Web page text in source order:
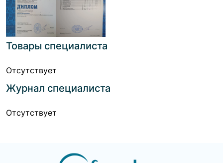
Товары специалиста
Отсутствует
Журнал специалиста
Отсутствует